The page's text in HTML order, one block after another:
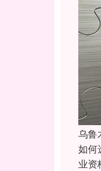
乌鲁
如何
业资